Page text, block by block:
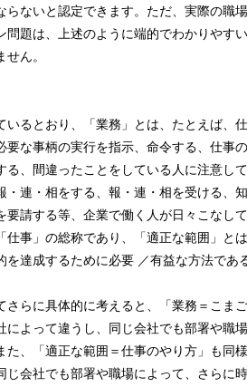
らないと認定できます。ただ、実際の職
問題は、上述のように端的でわかりやす
ん。
るとおり、「業務」とは、たとえば、
要な事柄の実行を指示、命令する、仕事
る、間違ったことをしている人に注意し
・連・相をする、報・連・相を受ける、
要請する等、企業で働く人が日々こなし
仕事」の総称であり、「適正な範囲」とは
を達成するために必要 ／有益な方法であ
らに具体的に考えると、「業務＝こま
によって違うし、同じ会社でも部署や職
た、「適正な範囲＝仕事のやり方」も同様
じ会社でも部署や職場によって、さらに